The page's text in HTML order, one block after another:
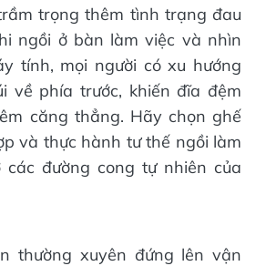
trọng thêm tình trạng đau
ngồi ở bàn làm việc và nhìn
tính, mọi người có xu hướng
về phía trước, khiến đĩa đệm
căng thẳng. Hãy chọn ghế
và thực hành tư thế ngồi làm
đường cong tự nhiên của
thường xuyên đứng lên vận